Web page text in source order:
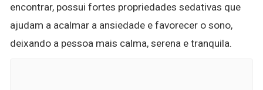
encontrar, possui fortes propriedades sedativas que
ajudam a acalmar a ansiedade e favorecer o sono,
deixando a pessoa mais calma, serena e tranquila.